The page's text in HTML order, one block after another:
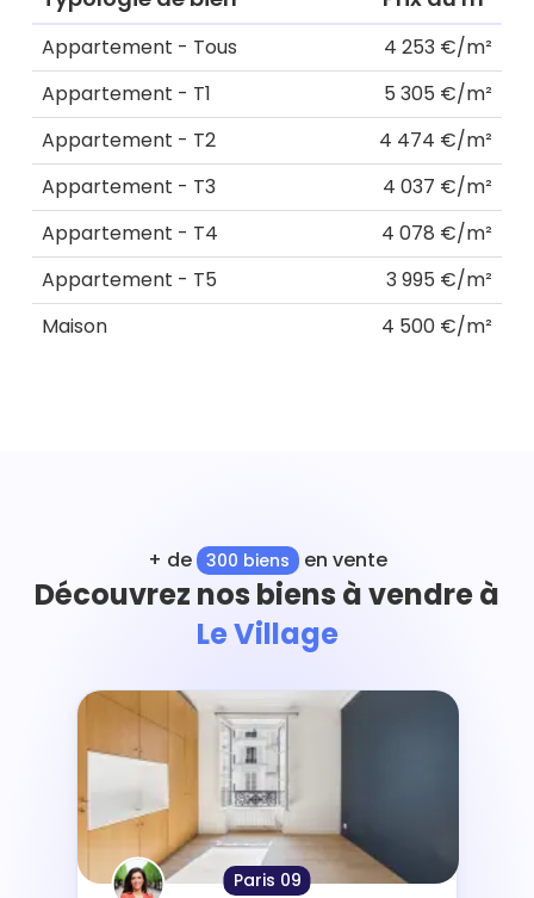
Appartement - Tous
4 253 €/m²
Appartement - T1
5 305 €/m²
Appartement - T2
4 474 €/m²
Appartement - T3
4 037 €/m²
Appartement - T4
4 078 €/m²
Appartement - T5
3 995 €/m²
Maison
4 500 €/m²
+ de 300 biens en vente
Découvrez nos biens à vendre à
Le Village
Paris 09